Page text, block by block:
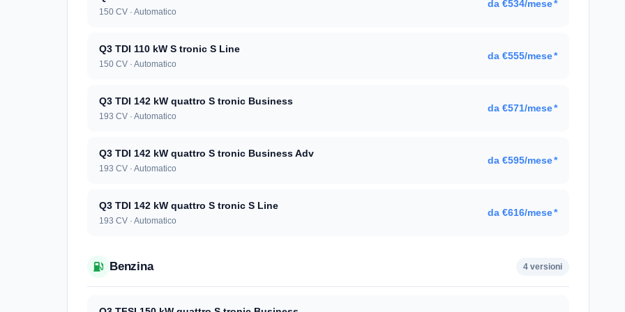
150 CV · Automatico
da €534/mese*
Q3 TDI 110 kW S tronic S Line
150 CV · Automatico
da €555/mese*
Q3 TDI 142 kW quattro S tronic Business
193 CV · Automatico
da €571/mese*
Q3 TDI 142 kW quattro S tronic Business Adv
193 CV · Automatico
da €595/mese*
Q3 TDI 142 kW quattro S tronic S Line
193 CV · Automatico
da €616/mese*
Benzina 4 versioni